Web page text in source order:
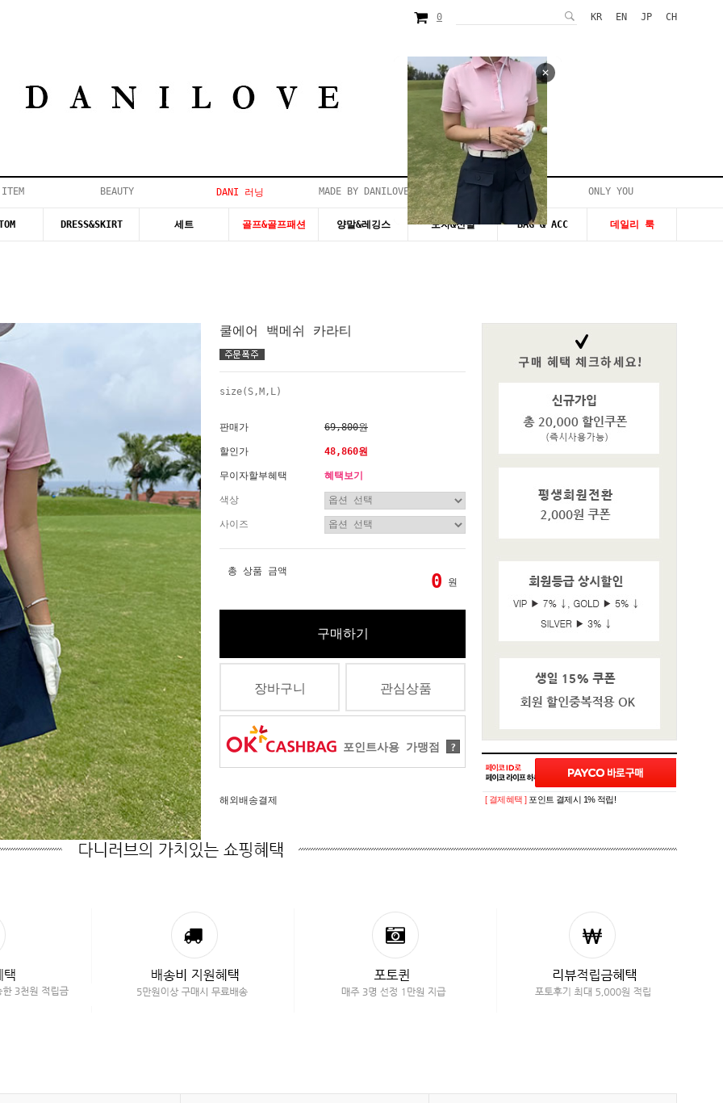
0 KR EN JP CH
BEAUTY DANI 러닝 MADE BY DANILOVE 시즌20~50%세일 ONLY YOU
DRESS&SKIRT 세트 골프&골프패션 양말&레깅스 모자&신발 BAG & ACC 데일리 룩
쿨에어 백메쉬 카라티
size(S,M,L)
판매가 69,800원
할인가 48,860원
무이자할부혜택 혜택보기
색상
사이즈
총 상품 금액 0 원
구매하기
장바구니 관심상품
포인트사용 가맹점 ?
해외배송결제 [ 결제혜택 ] 포인트 결제시 1% 적립!